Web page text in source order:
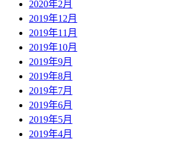
2020年2月
2019年12月
2019年11月
2019年10月
2019年9月
2019年8月
2019年7月
2019年6月
2019年5月
2019年4月